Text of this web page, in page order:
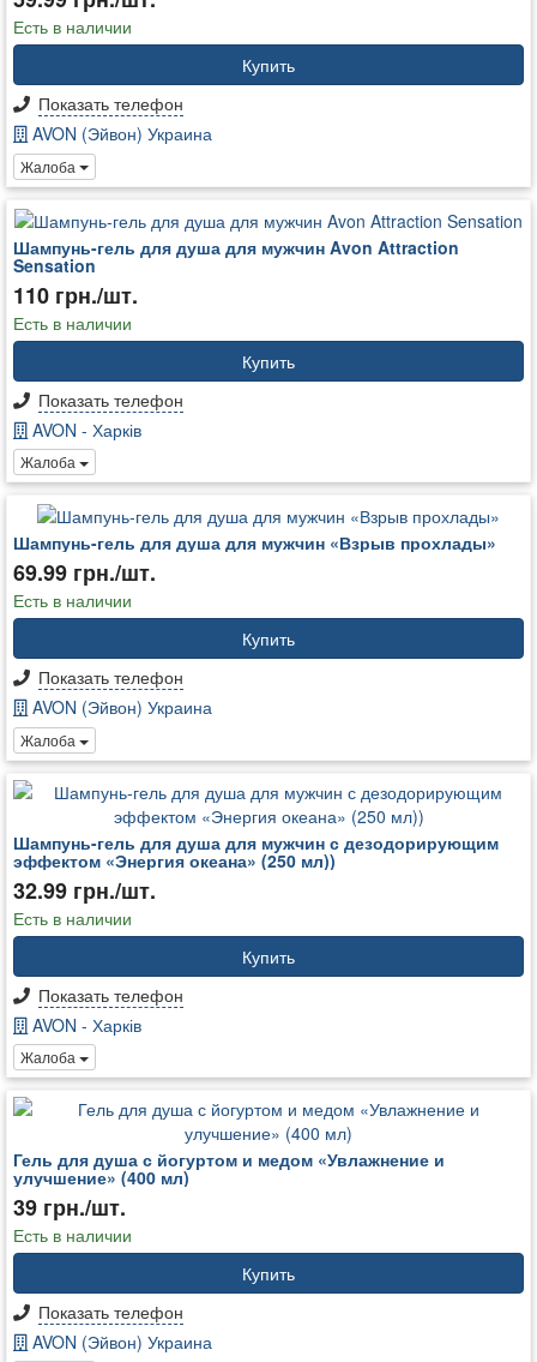
Есть в наличии
Купить
Показать телефон
AVON (Эйвон) Украина
Жалоба
Шампунь-гель для душа для мужчин Avon Attraction
Sensation
110 грн./шт.
Есть в наличии
Купить
Показать телефон
AVON - Харків
Жалоба
Шампунь-гель для душа для мужчин «Взрыв прохлады»
69.99 грн./шт.
Есть в наличии
Купить
Показать телефон
AVON (Эйвон) Украина
Жалоба
Шампунь-гель для душа для мужчин с дезодорирующим
эффектом «Энергия океана» (250 мл))
32.99 грн./шт.
Есть в наличии
Купить
Показать телефон
AVON - Харків
Жалоба
Гель для душа с йогуртом и медом «Увлажнение и
улучшение» (400 мл)
39 грн./шт.
Есть в наличии
Купить
Показать телефон
AVON (Эйвон) Украина